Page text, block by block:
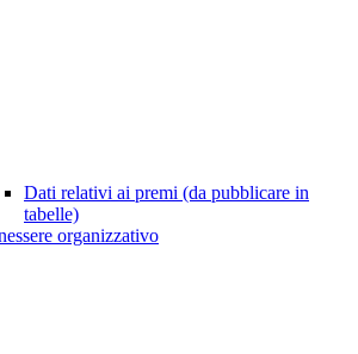
Dati relativi ai premi (da pubblicare in
tabelle)
organizzativo